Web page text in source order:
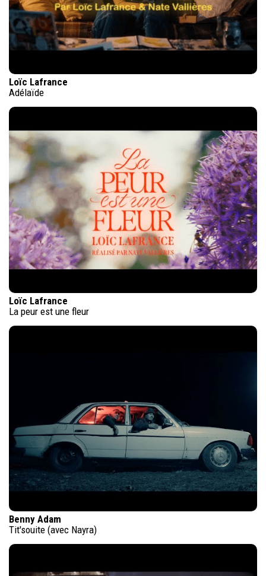
Loïc Lafrance
Adélaïde
Loïc Lafrance
La peur est une fleur
Benny Adam
Tit'souite (avec Nayra)